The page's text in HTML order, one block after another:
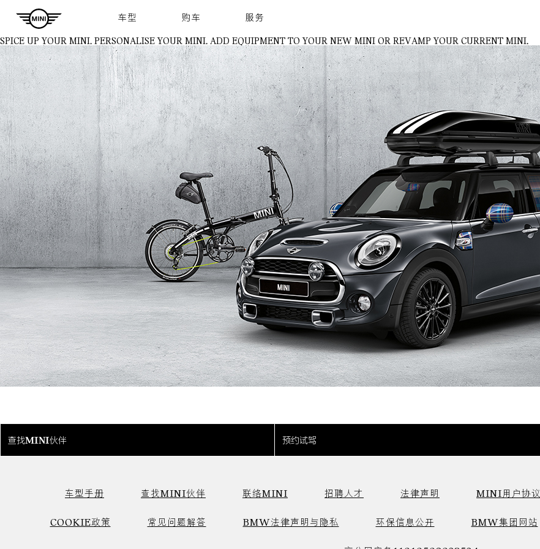
车型 购车 服务
SPICE UP YOUR MINI. PERSONALISE YOUR MINI. ADD EQUIPMENT TO YOUR NEW MINI OR REVAMP YOUR CURRENT MINI.
查找MINI伙伴 预约试驾
车型手册 查找MINI伙伴 联络MINI 招聘人才 法律声明 MINI用户协议
COOKIE政策 常见问题解答 BMW法律声明与隐私 环保信息公开 BMW集团网站